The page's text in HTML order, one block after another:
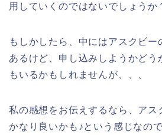
用していくのではないでしょうか
もしかしたら、中にはアスクビー
あるけど、申し込みしようかどう
もいるかもしれませんが、、、
私の感想をお伝えするなら、アス
かなり良いかも♪という感じなの